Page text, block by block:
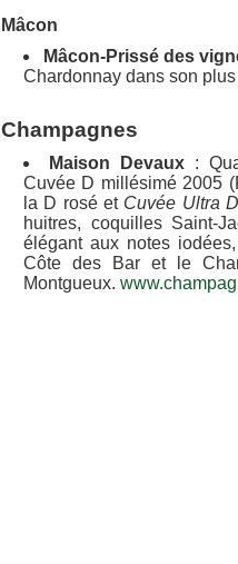
Mâcon
Mâcon-Prissé des
Chardonnay dans son
Champagnes
Maison Devaux :
Cuvée D millésimé 2005
la D rosé et Cuvée Ultra D
huitres, coquilles Saint-
élégant aux notes
Côte des Bar et le
Montgueux.